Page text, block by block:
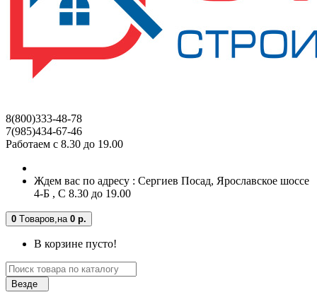
8(800)333-48-78
7(985)434-67-46
Работаем с 8.30 до 19.00
Ждем вас по адресу : Сергиев Посад, Ярославское шоссе
4-Б , С 8.30 до 19.00
0 Tоваров,на 0 р.
В корзине пусто!
Везде